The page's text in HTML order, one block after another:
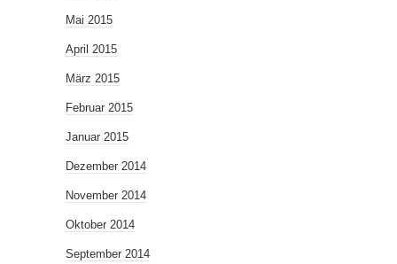
Mai 2015
April 2015
März 2015
Februar 2015
Januar 2015
Dezember 2014
November 2014
Oktober 2014
September 2014